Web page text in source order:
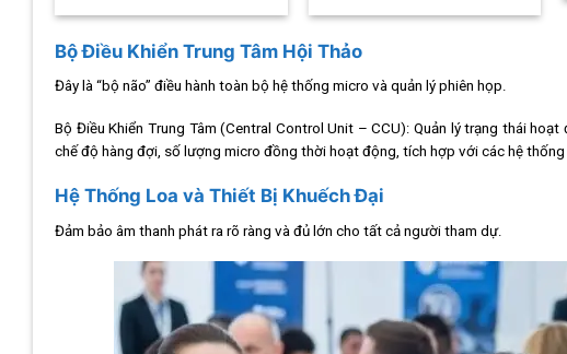
Bộ Điều Khiển Trung Tâm Hội Thảo
Đây là “bộ não” điều hành toàn bộ hệ thống micro và quản lý phiên họp.
Bộ Điều Khiển Trung Tâm (Central Control Unit – CCU): Quản lý trạng thái
chế độ hàng đợi, số lượng micro đồng thời hoạt động, tích hợp với các hệ thống
Hệ Thống Loa và Thiết Bị Khuếch Đại
Đảm bảo âm thanh phát ra rõ ràng và đủ lớn cho tất cả người tham dự.